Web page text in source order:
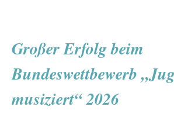
2026
Die
Fortsetzung
eines
Großer Erfolg beim
Bundeswettbewerb
musiziert“ 2026